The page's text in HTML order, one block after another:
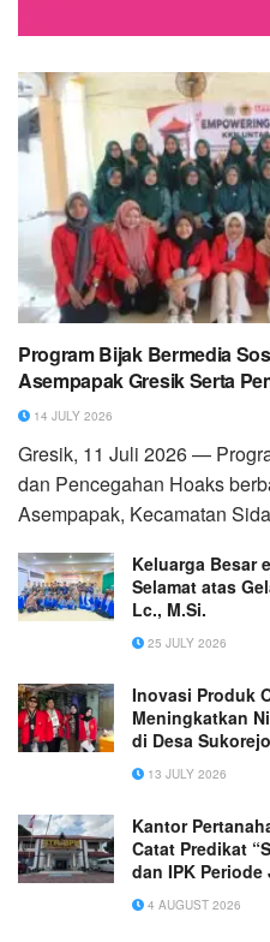
Program Bijak Bermedia
Asempapak Gresik Serta
14 JULY 2026
Gresik, 11 Juli 2026 —
dan Pencegahan Hoaks
Asempapak, Kecamatan
Keluarga Besar
Selamat atas
Lc., M.Si.
25 JULY 2026
Inovasi Produk
Meningkatkan
di Desa Sukorejo
13 JULY 2026
Kantor
Catat Predikat
dan IPK Periode
4 AUGUST 2026